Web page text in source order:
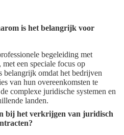
is het belangrijk voor
begeleiding met
een speciale focus op
belangrijk omdat het bedrijven
van hun overeenkomsten te
complexe juridische systemen en
landen.
bij het verkrijgen van juridisch